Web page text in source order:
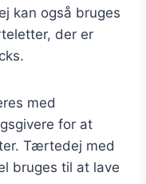
kan også bruges
der er
med
for at
Tærtedej med
bruges til at lave